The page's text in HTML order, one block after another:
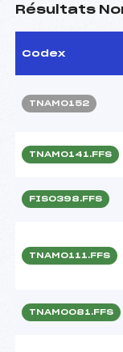
Résultats
Codex
TNAM0152
TNAM0141.FFS
FIS0398.FFS
TNAM0111.FFS
TNAM0081.FFS